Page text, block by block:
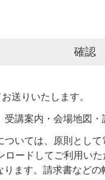
確認
送りいたします。
講案内・会場地図・
ついては、原則として
ードしてご利用い
ます。請求書など